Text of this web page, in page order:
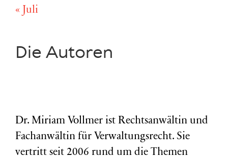
« Juli
Die Autoren
Dr. Miriam Vollmer ist Rechtsanwältin und
Fachanwältin für Verwaltungsrecht. Sie
vertritt seit 2006 rund um die Themen